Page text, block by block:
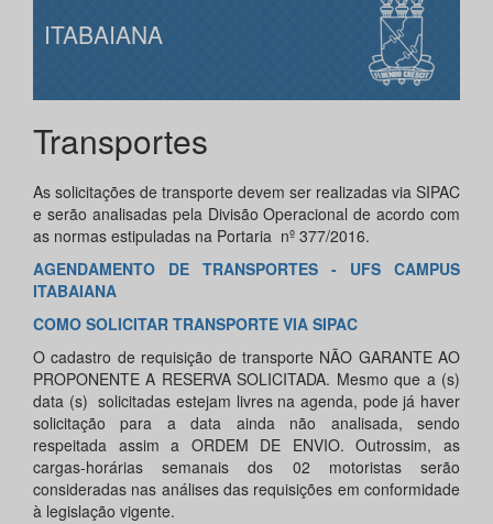
ITABAIANA
Transportes
As solicitações de transporte devem ser realizadas via SIPAC
e serão analisadas pela Divisão Operacional de acordo com
as normas estipuladas na Portaria nº 377/2016.
AGENDAMENTO DE TRANSPORTES - UFS CAMPUS
ITABAIANA
COMO SOLICITAR TRANSPORTE VIA SIPAC
O cadastro de requisição de transporte NÃO GARANTE AO
PROPONENTE A RESERVA SOLICITADA. Mesmo que a (s)
data (s) solicitadas estejam livres na agenda, pode já haver
solicitação para a data ainda não analisada, sendo
respeitada assim a ORDEM DE ENVIO. Outrossim, as
cargas-horárias semanais dos 02 motoristas serão
consideradas nas análises das requisições em conformidade
à legislação vigente.